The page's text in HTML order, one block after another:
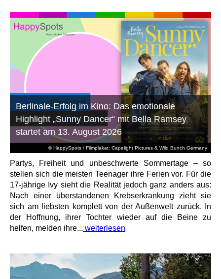
© HappySpots / Filmplakat: Capelight Pictures & Wild Bunch Germany
Berlinale-Erfolg im Kino: Das emotionale
Highlight „Sunny Dancer“ mit Bella Ramsey
startet am 13. August 2026
Partys, Freiheit und unbeschwerte Sommertage – so
stellen sich die meisten Teenager ihre Ferien vor. Für die
17-jährige Ivy sieht die Realität jedoch ganz anders aus:
Nach einer überstandenen Krebserkrankung zieht sie
sich am liebsten komplett von der Außenwelt zurück. In
der Hoffnung, ihrer Tochter wieder auf die Beine zu
helfen, melden ihre... weiterlesen